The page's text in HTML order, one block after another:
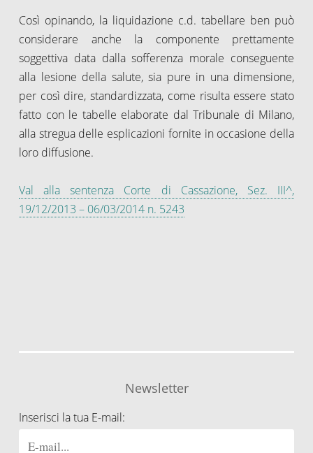
Così opinando, la liquidazione c.d. tabellare ben può
considerare anche la componente prettamente
soggettiva data dalla sofferenza morale conseguente
alla lesione della salute, sia pure in una dimensione,
per così dire, standardizzata, come risulta essere stato
fatto con le tabelle elaborate dal Tribunale di Milano,
alla stregua delle esplicazioni fornite in occasione della
loro diffusione.
Val alla sentenza Corte di Cassazione, Sez. III^,
19/12/2013 – 06/03/2014 n. 5243
Newsletter
Inserisci la tua E-mail: